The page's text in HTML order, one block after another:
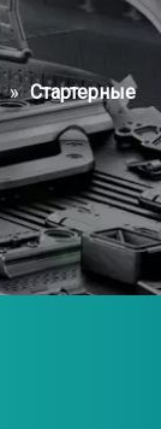
» Стартерные